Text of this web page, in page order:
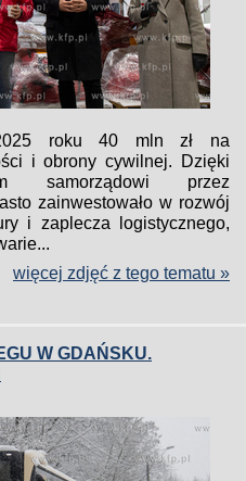
roku 40 mln zł na
i obrony cywilnej. Dzięki
samorządowi przez
zainwestowało w rozwój
i zaplecza logistycznego,
więcej zdjęć z tego tematu »
W GDAŃSKU.